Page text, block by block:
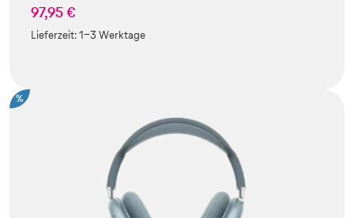
97,95 €
Lieferzeit:1-3 Werktage
%